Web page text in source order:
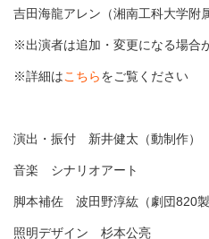
吉田海龍アレン（湘南工科大学附
※出演者は追加・変更になる場合
※詳細はこちらをご覧ください
演出・振付 新井健太（動制作）
音楽 シナリオアート
脚本補佐 波田野淳紘（劇団820製
照明デザイン 杉本公亮